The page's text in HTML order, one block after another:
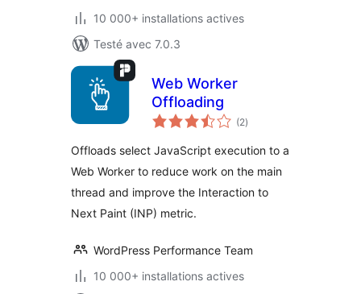
10 000+ installations actives
Testé avec 7.0.3
Web Worker
Offloading
(2notes
en
)
Offloads select JavaScript execution to a
Web Worker to reduce work on the main
thread and improve the Interaction to
Next Paint (INP) metric.
WordPress Performance Team
10 000+ installations actives